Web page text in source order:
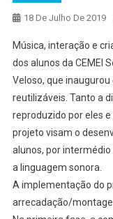
18 De Julho De 2019
Música, interação e
dos alunos da CEMEI
Veloso, que inaugurou
reutilizáveis. Tanto a
reproduzido por eles
projeto visam o
alunos, por
a linguagem sonora.
A implementação do
arrecadação/